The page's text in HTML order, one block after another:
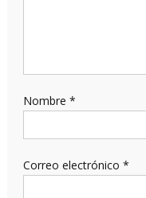
Nombre *
Correo electrónico *